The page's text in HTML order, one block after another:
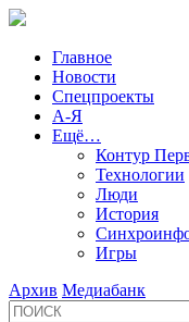
Главное
Новости
Спецпроекты
А-Я
Ещё…
Контур
Технологии
Люди
История
Игры
Архив Медиабанк